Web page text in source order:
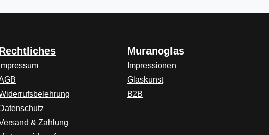
Impressum
Datenschutz
& Zahlung
Muranoglas
Impressionen
Glaskunst
B2B